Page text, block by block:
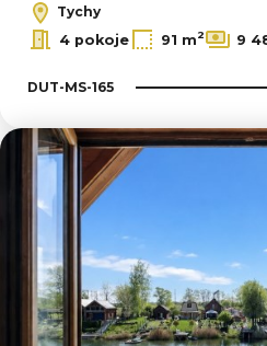
Tychy
4 pokoje
91 m2 9
DUT-MS-165